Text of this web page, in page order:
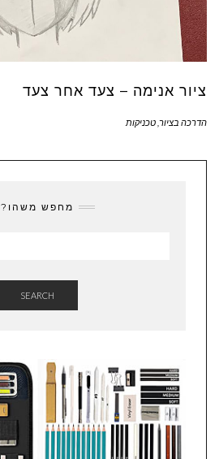
ציור אנימה – צעד אחר צעד
הדרכה בציור טכניקות
מחפש משהו?
SEARCH